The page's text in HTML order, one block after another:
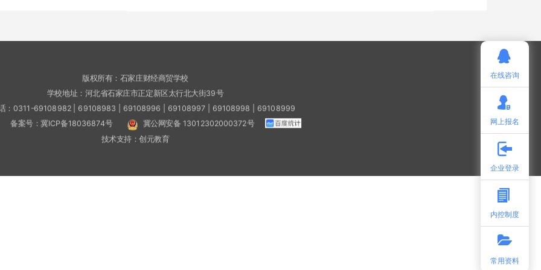
版权所有：石家庄财经商贸学校
学校地址：河北省石家庄市正定新区太行北大街39号
：0311-69108982 | 69108983 | 69108996 | 69108997 | 69108998 | 69108999
备案号：冀ICP备18036874号
冀公网安备 13012302000372号
技术支持：创元教育
在线咨询
网上报名
企业登录
内控制度
常用资料